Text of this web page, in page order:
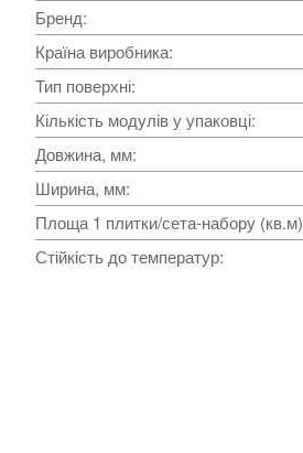
Бренд:
Країна виробника:
Тип поверхні:
Кількість модулів у упаковці:
Довжина, мм:
Ширина, мм:
Площа 1 плитки/сета-набору (кв.м)
Стійкість до температур: